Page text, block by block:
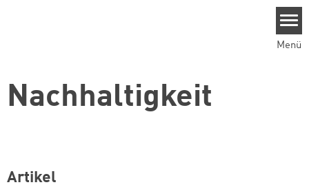
Menü
Nachhaltigkeit
Artikel